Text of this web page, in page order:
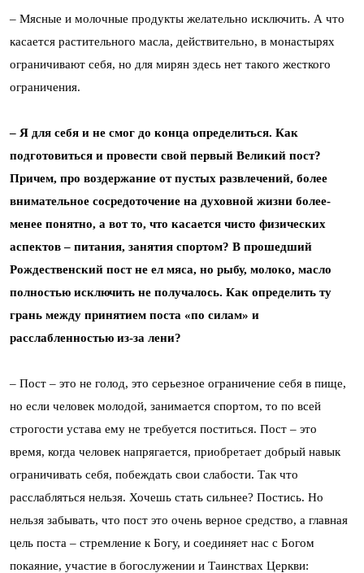
– Мясные и молочные продукты желательно исключить. А что
касается растительного масла, действительно, в монастырях
ограничивают себя, но для мирян здесь нет такого жесткого
ограничения.
– Я для себя и не смог до конца определиться. Как
подготовиться и провести свой первый Великий пост?
Причем, про воздержание от пустых развлечений, более
внимательное сосредоточение на духовной жизни более-
менее понятно, а вот то, что касается чисто физических
аспектов – питания, занятия спортом? В прошедший
Рождественский пост не ел мяса, но рыбу, молоко, масло
полностью исключить не получалось. Как определить ту
грань между принятием поста «по силам» и
расслабленностью из-за лени?
– Пост – это не голод, это серьезное ограничение себя в пище,
но если человек молодой, занимается спортом, то по всей
строгости устава ему не требуется поститься. Пост – это
время, когда человек напрягается, приобретает добрый навык
ограничивать себя, побеждать свои слабости. Так что
расслабляться нельзя. Хочешь стать сильнее? Постись. Но
нельзя забывать, что пост это очень верное средство, а главная
цель поста – стремление к Богу, и соединяет нас с Богом
покаяние, участие в богослужении и Таинствах Церкви: